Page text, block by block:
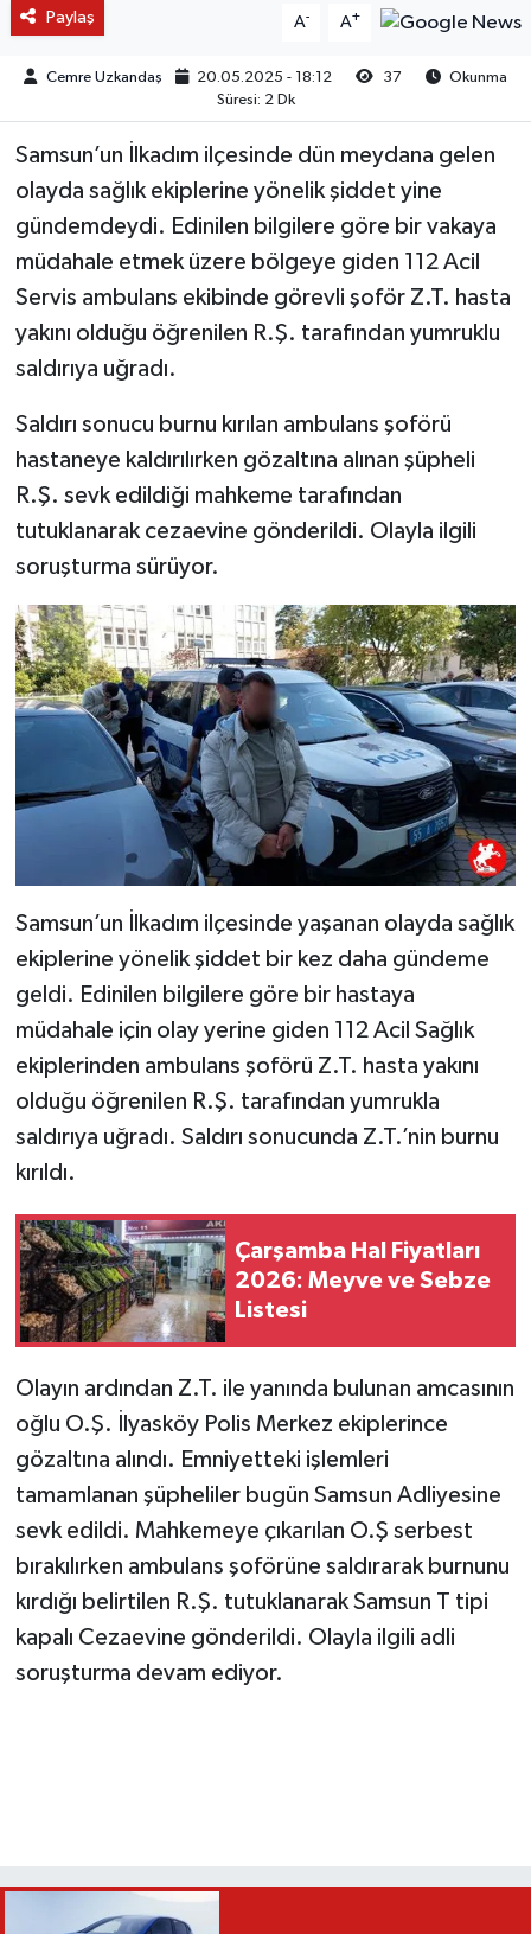
Paylaş A- A+
Cemre Uzkandaş 20.05.2025 - 18:12 37
Okunma
Süresi: 2 Dk
Samsun’un İlkadım ilçesinde dün meydana gelen
olayda sağlık ekiplerine yönelik şiddet yine
gündemdeydi. Edinilen bilgilere göre bir vakaya
müdahale etmek üzere bölgeye giden 112 Acil
Servis ambulans ekibinde görevli şoför Z.T. hasta
yakını olduğu öğrenilen R.Ş. tarafından yumruklu
saldırıya uğradı.
Saldırı sonucu burnu kırılan ambulans şoförü
hastaneye kaldırılırken gözaltına alınan şüpheli
R.Ş. sevk edildiği mahkeme tarafından
tutuklanarak cezaevine gönderildi. Olayla ilgili
soruşturma sürüyor.
Samsun’un İlkadım ilçesinde yaşanan olayda sağlık
ekiplerine yönelik şiddet bir kez daha gündeme
geldi. Edinilen bilgilere göre bir hastaya
müdahale için olay yerine giden 112 Acil Sağlık
ekiplerinden ambulans şoförü Z.T. hasta yakını
olduğu öğrenilen R.Ş. tarafından yumrukla
saldırıya uğradı. Saldırı sonucunda Z.T.’nin burnu
kırıldı.
Çarşamba Hal Fiyatları
2026: Meyve ve Sebze
Listesi
Olayın ardından Z.T. ile yanında bulunan amcasının
oğlu O.Ş. İlyasköy Polis Merkez ekiplerince
gözaltına alındı. Emniyetteki işlemleri
tamamlanan şüpheliler bugün Samsun Adliyesine
sevk edildi. Mahkemeye çıkarılan O.Ş serbest
bırakılırken ambulans şoförüne saldırarak burnunu
kırdığı belirtilen R.Ş. tutuklanarak Samsun T tipi
kapalı Cezaevine gönderildi. Olayla ilgili adli
soruşturma devam ediyor.